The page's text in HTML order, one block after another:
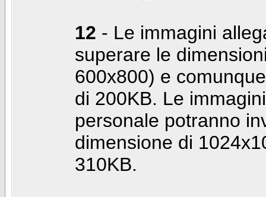
12 - Le immagini
superare le
600x800) e
di 200KB. Le
personale potranno
dimensione di
310KB.